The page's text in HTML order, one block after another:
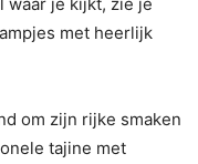
met heerlijk
om zijn rijke smaken
tajine met